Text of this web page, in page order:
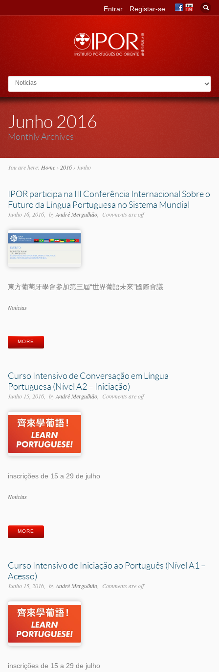
Go to:
Entrar Registar-se
Junho 2016
Monthly Archives
You are here: Home› 2016› Junho
IPOR participa na III Conferência Internacional Sobre o
Futuro da Língua Portuguesa no Sistema Mundial
Junho 16, 2016 byAndré Mergulhão Comments are off
東方葡萄牙學會參加第三屆“世界葡語未來”國際會議
Categorias
Notícias
MORE
Curso Intensivo de Conversação em Língua
Portuguesa (Nível A2 – Iniciação)
Junho 15, 2016 byAndré Mergulhão Comments are off
inscrições de 15 a 29 de julho
Categorias
Notícias
MORE
Curso Intensivo de Iniciação ao Português (Nível A1 –
Acesso)
Junho 15, 2016 byAndré Mergulhão Comments are off
inscrições de 15 a 29 de julho